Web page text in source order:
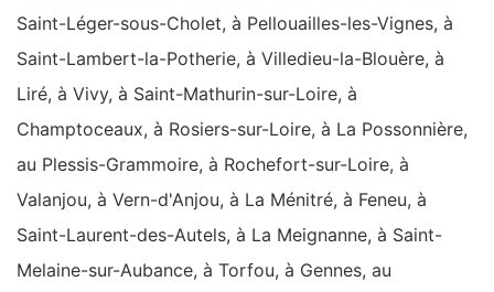
Saint-Léger-sous-Cholet, à Pellouailles-les-Vignes, à
Saint-Lambert-la-Potherie, à Villedieu-la-Blouère, à
Liré, à Vivy, à Saint-Mathurin-sur-Loire, à
Champtoceaux, à Rosiers-sur-Loire, à La Possonnière,
au Plessis-Grammoire, à Rochefort-sur-Loire, à
Valanjou, à Vern-d'Anjou, à La Ménitré, à Feneu, à
Saint-Laurent-des-Autels, à La Meignanne, à Saint-
Melaine-sur-Aubance, à Torfou, à Gennes, au